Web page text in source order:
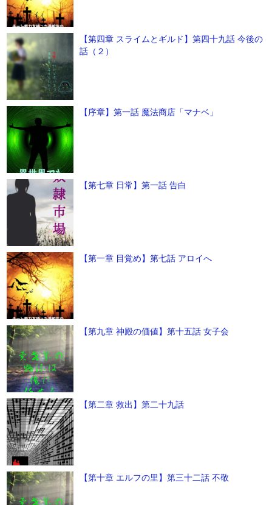
【第四章 スライムとギルド】第四十九話 今後の
話（２）
【序章】第一話 魔法商店「マナベ」
【第七章 日常】第一話 告白
【第一章 目覚め】第七話 アロイへ
【第九章 神殿の価値】第十五話 女子会
【第二章 救出】第二十九話
【第十章 エルフの里】第三十二話 不敬